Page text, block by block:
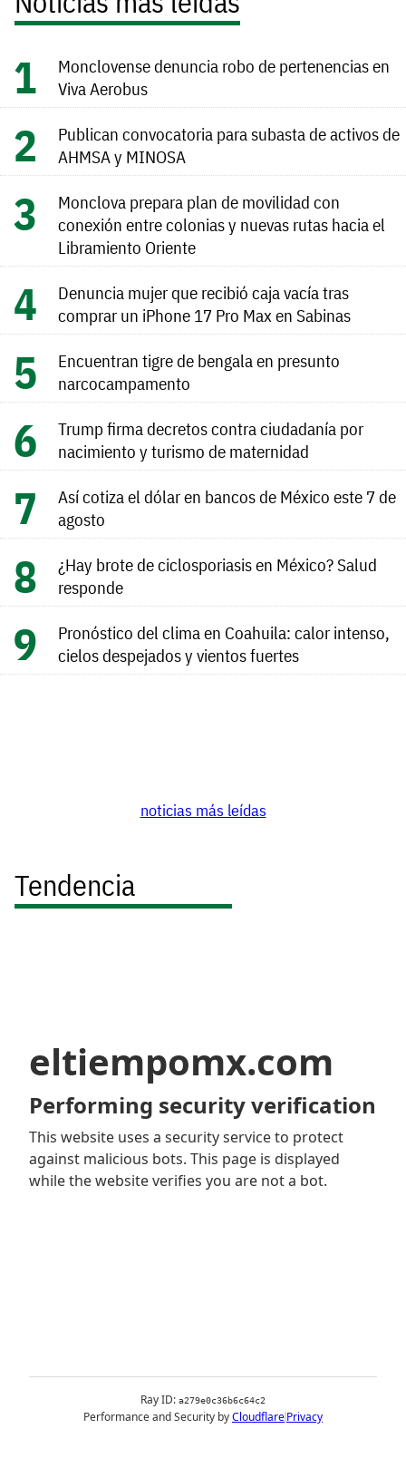
Monclovense denuncia robo de pertenencias en
Viva Aerobus
Publican convocatoria para subasta de activos de
AHMSA y MINOSA
Monclova prepara plan de movilidad con
conexión entre colonias y nuevas rutas hacia el
Libramiento Oriente
Denuncia mujer que recibió caja vacía tras
comprar un iPhone 17 Pro Max en Sabinas
Encuentran tigre de bengala en presunto
narcocampamento
Trump firma decretos contra ciudadanía por
nacimiento y turismo de maternidad
Así cotiza el dólar en bancos de México este 7 de
agosto
¿Hay brote de ciclosporiasis en México? Salud
responde
Pronóstico del clima en Coahuila: calor intenso,
cielos despejados y vientos fuertes
noticias más leídas
Tendencia